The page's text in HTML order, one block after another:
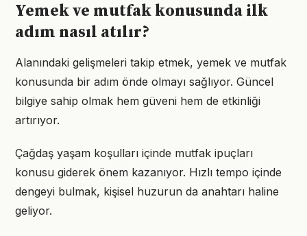
Yemek ve mutfak konusunda ilk
adım nasıl atılır?
Alanındaki gelişmeleri takip etmek, yemek ve mutfak
konusunda bir adım önde olmayı sağlıyor. Güncel
bilgiye sahip olmak hem güveni hem de etkinliği
artırıyor.
Çağdaş yaşam koşulları içinde mutfak ipuçları
konusu giderek önem kazanıyor. Hızlı tempo içinde
dengeyi bulmak, kişisel huzurun da anahtarı haline
geliyor.